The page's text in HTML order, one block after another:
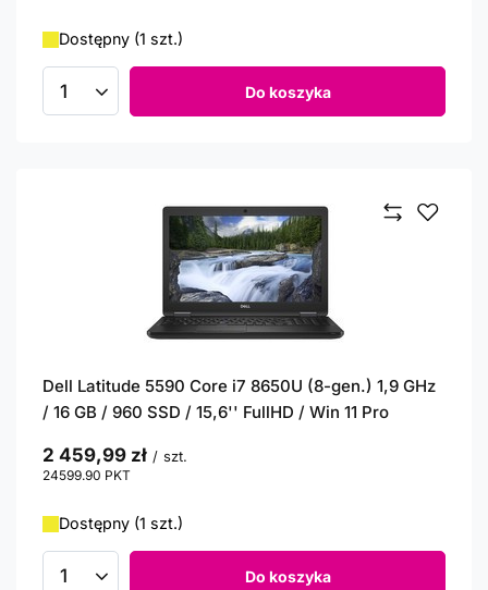
Dostępny (1 szt.)
Ilość produktów Do koszyka
Dell Latitude 5590 Core i7 8650U (8-gen.) 1,9 GHz
/ 16 GB / 960 SSD / 15,6'' FullHD / Win 11 Pro
2 459,99 zł / szt.
24599.90 PKT
Dostępny (1 szt.)
Ilość produktów Do koszyka